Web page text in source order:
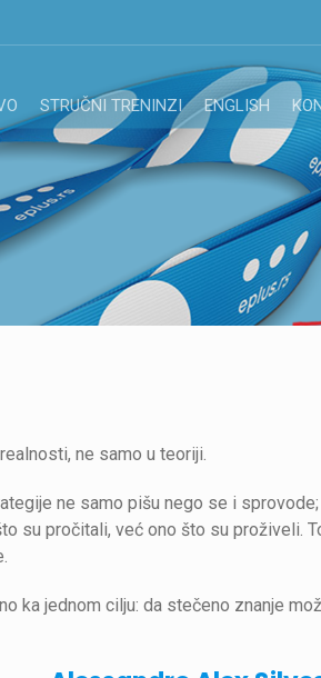
STRUČNI TRENINZI ENGLISH
ne samo u teoriji.
ne samo pišu nego se i
su pročitali, već ono što su proživeli.
ka jednom cilju: da stečeno znanje